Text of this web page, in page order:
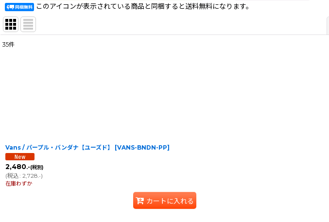
このアイコンが表示されている商品と同梱すると送料無料になります。
35件
Vans / パープル・バンダナ【ユーズド】 [VANS-BNDN-PP]
2,480.-(税別)
(税込: 2,728.-)
在庫わずか
カートに入れる